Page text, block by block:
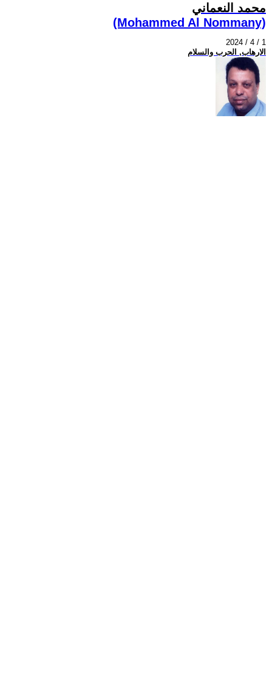
محمد النعماني
(Mohammed Al Nommany)
2024 / 4 / 1
الارهاب, الحرب والسلام